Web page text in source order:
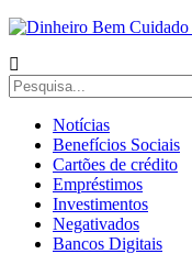
Notícias
Benefícios Sociais
Cartões de crédito
Empréstimos
Investimentos
Negativados
Bancos Digitais